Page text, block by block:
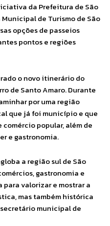
da Prefeitura de São
de Turismo de São
opções de passeios
pontos e regiões
o novo itinerário do
de Santo Amaro. Durante
por uma região
que já foi município e que
popular, além de
e gastronomia.
a região sul de São
gastronomia e
para valorizar e mostrar a
mas também histórica
municipal de